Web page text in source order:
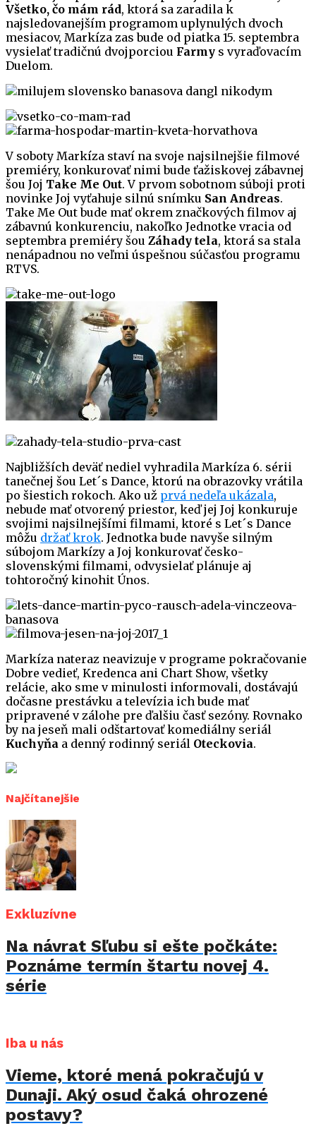
Všetko, čo mám rád, ktorá sa zaradila k
najsledovanejším programom uplynulých dvoch
mesiacov, Markíza zas bude od piatka 15. septembra
vysielať tradičnú dvojporciou Farmy s vyraďovacím
Duelom.
V soboty Markíza staví na svoje najsilnejšie filmové
premiéry, konkurovať nimi bude ťažiskovej zábavnej
šou Joj Take Me Out. V prvom sobotnom súboji proti
novinke Joj vyťahuje silnú snímku San Andreas.
Take Me Out bude mať okrem značkových filmov aj
zábavnú konkurenciu, nakoľko Jednotke vracia od
septembra premiéry šou Záhady tela, ktorá sa stala
nenápadnou no veľmi úspešnou súčasťou programu
RTVS.
Najbližších deväť nediel vyhradila Markíza 6. sérii
tanečnej šou Let´s Dance, ktorú na obrazovky vrátila
po šiestich rokoch. Ako už prvá nedeľa ukázala,
nebude mať otvorený priestor, keď jej Joj konkuruje
svojimi najsilnejšími filmami, ktoré s Let´s Dance
môžu držať krok. Jednotka bude navyše silným
súbojom Markízy a Joj konkurovať česko-
slovenskými filmami, odvysielať plánuje aj
tohtoročný kinohit Únos.
Markíza nateraz neavizuje v programe pokračovanie
Dobre vedieť, Kredenca ani Chart Show, všetky
relácie, ako sme v minulosti informovali, dostávajú
dočasne prestávku a televízia ich bude mať
pripravené v zálohe pre ďalšiu časť sezóny. Rovnako
by na jeseň mali odštartovať komediálny seriál
Kuchyňa a denný rodinný seriál Oteckovia.
Najčítanejšie
Exkluzívne
Na návrat Sľubu si ešte počkáte:
Poznáme termín štartu novej 4.
série
Iba u nás
Vieme, ktoré mená pokračujú v
Dunaji. Aký osud čaká ohrozené
postavy?